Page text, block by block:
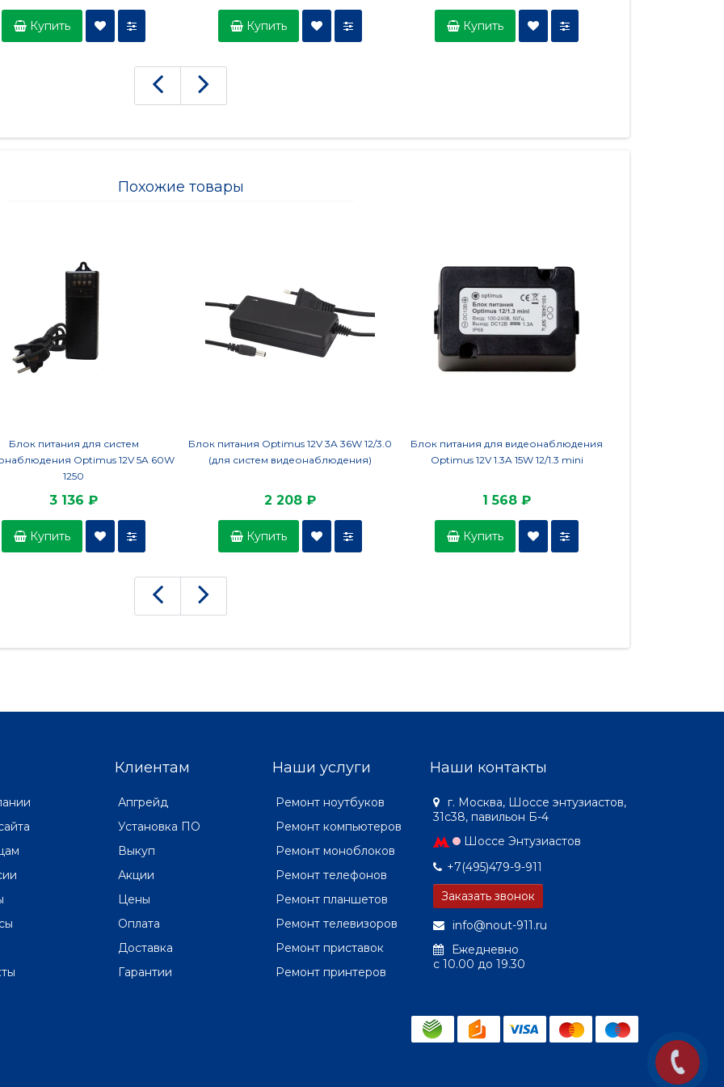
Купить
20м H265 угол 100гр
Купить Купить
Похожие товары
Блок питания для систем
Optimus 12V 5A 60W
1250
3 136 ₽
Купить
Блок питания Optimus 12V 3A 36W 12/3.0
(для систем видеонаблюдения)
2 208 ₽
Купить
Блок питания для видеонаблюдения
Optimus 12V 1.3A 15W 12/1.3 mini
1 568 ₽
Купить
Клиентам
Апгрейд
Установка ПО
Выкуп
Акции
Цены
Оплата
Доставка
Гарантии
Наши услуги
Ремонт ноутбуков
Ремонт компьютеров
Ремонт моноблоков
Ремонт телефонов
Ремонт планшетов
Ремонт телевизоров
Ремонт приставок
Ремонт принтеров
Наши контакты
г. Москва, Шоссе энтузиастов,
31с38, павильон Б-4
Шоссе Энтузиастов
+7(495)479-9-911
Заказать звонок
info@nout-911.ru
Ежедневно
c 10.00 до 19.30